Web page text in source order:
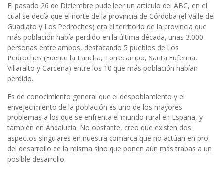
El pasado 26 de Diciembre pude leer un artículo del ABC, en el
cual se decía que el norte de la provincia de Córdoba (el Valle del
Guadiato y Los Pedroches) era el territorio de la provincia que
más población había perdido en la última década, unas 3.000
personas entre ambos, destacando 5 pueblos de Los
Pedroches (Fuente la Lancha, Torrecampo, Santa Eufemia,
Villaralto y Cardeña) entre los 10 que más población habían
perdido.
Es de conocimiento general que el despoblamiento y el
envejecimiento de la población es uno de los mayores
problemas a los que se enfrenta el mundo rural en España, y
también en Andalucía. No obstante, creo que existen dos
aspectos singulares en nuestra comarca que no actúan en pro
del desarrollo de la misma sino que ponen aún más trabas a un
posible desarrollo.